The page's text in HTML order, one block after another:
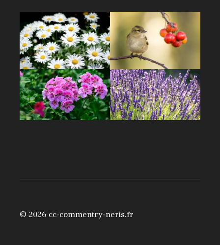
© 2026 cc-commentry-neris.fr